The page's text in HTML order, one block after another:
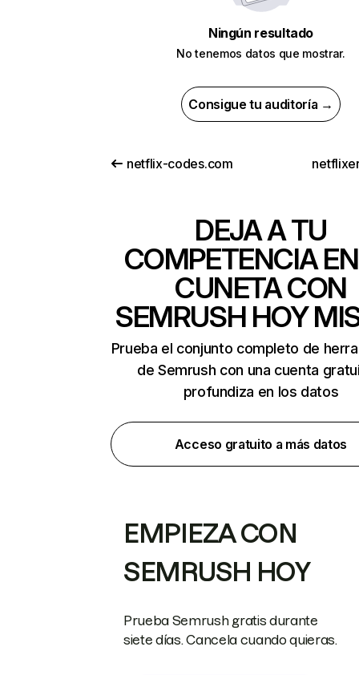
Ningún resultado
No tenemos datos que mostrar.
Consigue tu auditoría →
netflix-codes.com
DEJA A TU
COMPETENCIA
CUNETA CON
SEMRUSH HOY
Prueba el conjunto completo de
de Semrush con una cuenta
profundiza en los datos
Acceso gratuito a más datos
EMPIEZA CON
SEMRUSH HOY
Prueba Semrush gratis durante
siete días. Cancela cuando quieras.